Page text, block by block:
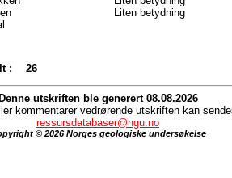
Liten betydning
: 26
utskriften ble generert 08.08.2026
kommentarer vedrørende utskriften kan
ressursdatabaser@ngu.no
© 2026 Norges geologiske undersøkelse